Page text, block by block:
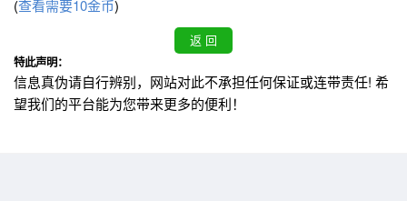
(查看需要10金币)
特此声明：
信息真伪请自行辨别，网站对此不承担任何保证或连带责任! 希
望我们的平台能为您带来更多的便利！